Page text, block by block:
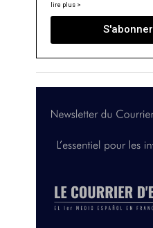
lire plus >
S'abonner